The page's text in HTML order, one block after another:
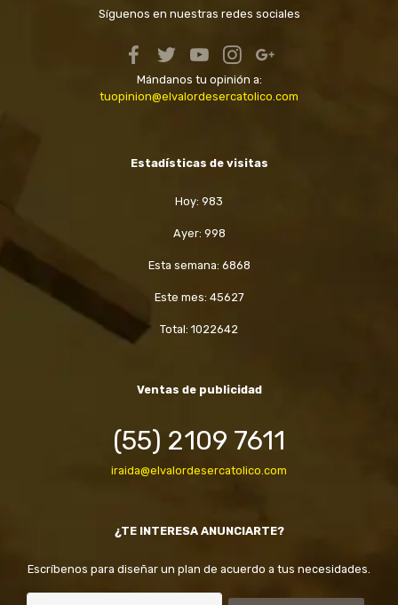
Síguenos en nuestras redes sociales
Mándanos tu opinión a:
tuopinion@elvalordesercatolico.com
Estadísticas de visitas
Hoy: 983
Ayer: 998
Esta semana: 6868
Este mes: 45627
Total: 1022642
Ventas de publicidad
(55) 2109 7611
iraida@elvalordesercatolico.com
¿TE INTERESA ANUNCIARTE?
Escríbenos para diseñar un plan de acuerdo a tus necesidades.